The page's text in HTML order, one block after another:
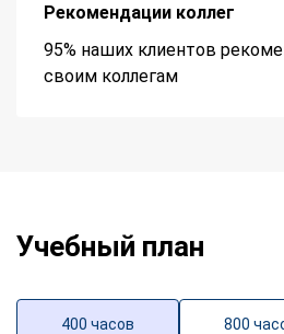
Рекомендации коллег
95% наших клиентов
своим коллегам
Учебный план
400 часов 800